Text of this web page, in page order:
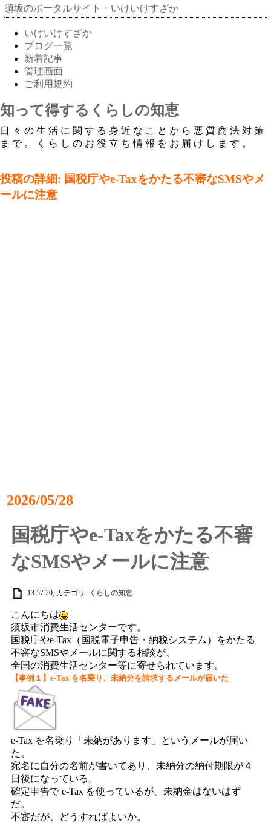
須坂のポータルサイト・いけいけすざか
いけいけすざか
ブログ一覧
新着記事
管理画面
ご利用規約
知って得するくらしの知恵
日々の生活に関する身近なことから悪質商法対策
まで。くらしのお役立ち情報をお届けします。
投稿の詳細: 国税庁やe-Taxをかたる不審なSMSやメ
ールに注意
2026/05/28
国税庁やe-Taxをかたる不審
なSMSやメールに注意
13:57:20, カテゴリ: くらしの知恵
こんにちは
須坂市消費生活センターです。
国税庁やe-Tax（国税電子申告・納税システム）をかたる
不審なSMSやメールに関する相談が、
全国の消費生活センター等に寄せられています。
【事例１】e-Tax を名乗り、未納分を請求するメールが届いた
e-Tax を名乗り「未納があります」というメールが届い
た。
宛名に自分の名前が書いてあり、未納分の納付期限が４
日後になっている。
確定申告で e-Tax を使っているが、未納金はないはず
だ。
不審だが、どうすればよいか。